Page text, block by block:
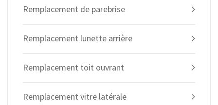
Remplacement de parebrise
Remplacement lunette arrière
Remplacement toit ouvrant
Remplacement vitre latérale